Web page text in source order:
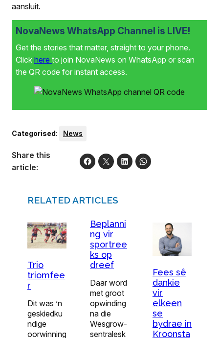
aansluit.
NovaNews WhatsApp Channel is LIVE!
Get the stories that matter, straight to your phone.
Click here to join NovaNews on WhatsApp or scan
the QR code for instant access.
Categorised: News
Share this
article:
RELATED ARTICLES
Trio
triomfee
r
Dit was ’n
geskiedku
ndige
oorwinning
Beplanni
ng vir
sportree
ks op
dreef
Daar word
met groot
opwinding
na die
Wesgrow-
sentralesk
Fees sê
dankie
vir
elkeen
se
bydrae in
Kroonsta